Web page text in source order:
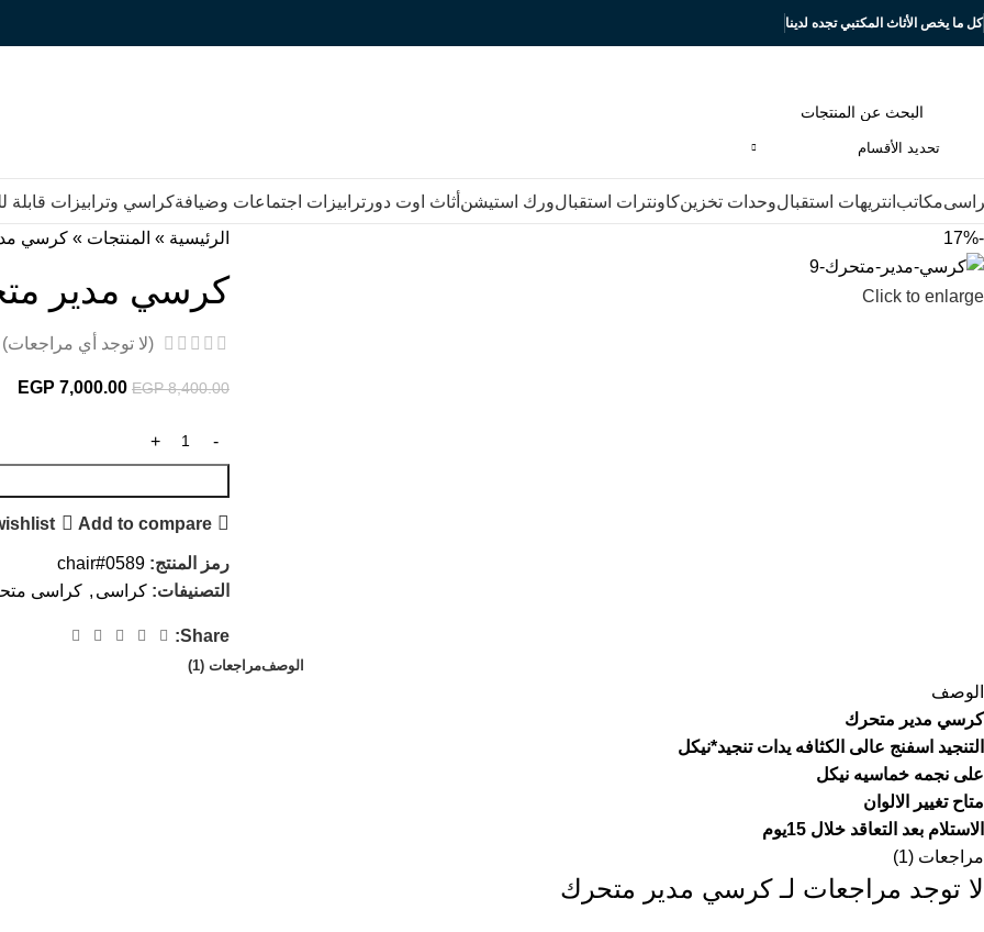
كل ما يخص الأثاث المكتبي تجده لدينا
تحديد الأقسام
مكاتب انتريهات استقبالوحدات تخزينكاونترات استقبالورك استيشن أثاث اوت دور ترابيزات اجتماعات وضيافةكراسي وترابيزات قابلة
-17%
Click to enlarge
الرئيسية » المنتجات » كرسي
كرسي مدير
(لا توجد أي مراجعات)
EGP8,400.00
EGP 7,000.00
Add to compare
رمز المنتج: chair#0589
التصنيفات: كراسى , كراسى
Share:
الوصفمراجعات (1)
الوصف
كرسي مدير متحرك
التنجيد اسفنج عالى الكثافه يدات تنجيد*نيكل
على نجمه خماسيه نيكل
متاح تغيير الالوان
الاستلام بعد التعاقد خلال 15يوم
مراجعات (1)
لا توجد مراجعات لـكرسي مدير متحرك